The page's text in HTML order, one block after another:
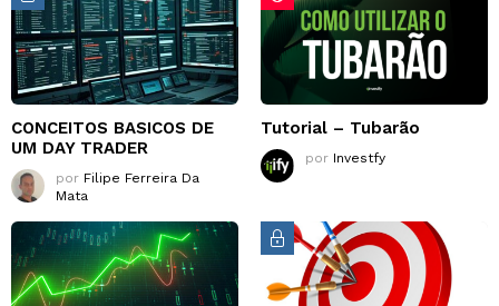
CONCEITOS BASICOS DE
UM DAY TRADER
por Filipe Ferreira Da
Mata
Tutorial – Tubarão
por Investfy